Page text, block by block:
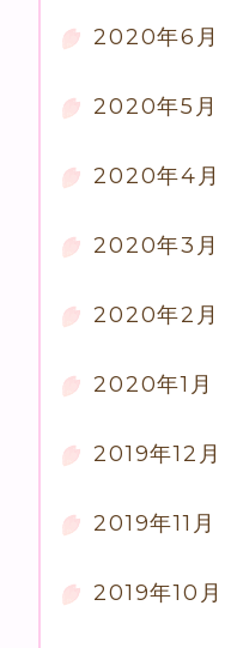
2020年6月
2020年5月
2020年4月
2020年3月
2020年2月
2020年1月
2019年12月
2019年11月
2019年10月